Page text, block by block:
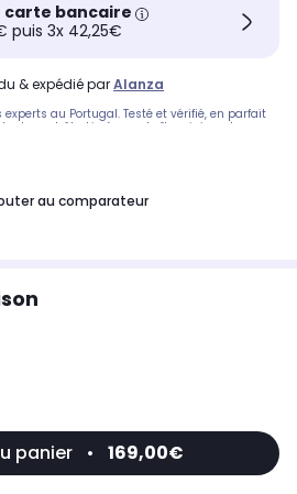
carte bancaire
puis 3x 42,25€
& expédié parAlanza
au Portugal. Testé et vérifié, en parfait
de contrôle. Livré avec boîte origine, et
changer d'avis. SAV réactif
au comparateur
panier • 169,00€